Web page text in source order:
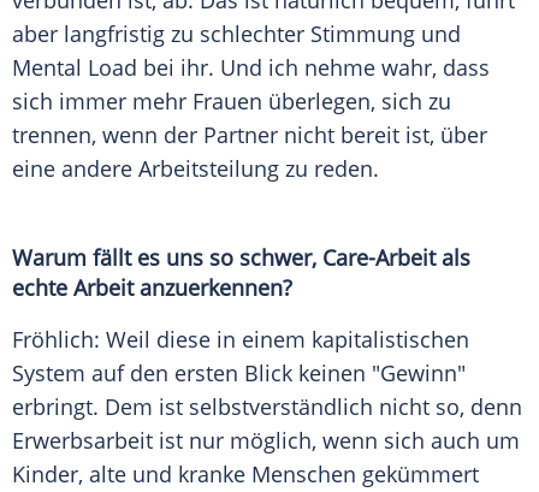
aber langfristig zu schlechter Stimmung und
Mental Load bei ihr. Und ich nehme wahr, dass
sich immer mehr Frauen überlegen, sich zu
trennen, wenn der Partner nicht bereit ist, über
eine andere Arbeitsteilung zu reden.
Warum fällt es uns so schwer, Care-Arbeit als
echte Arbeit anzuerkennen?
Fröhlich: Weil diese in einem kapitalistischen
System auf den ersten Blick keinen "Gewinn"
erbringt. Dem ist selbstverständlich nicht so, denn
Erwerbsarbeit ist nur möglich, wenn sich auch um
Kinder, alte und kranke Menschen gekümmert